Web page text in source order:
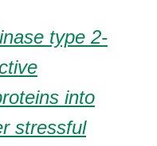
type 2-
into
stressful